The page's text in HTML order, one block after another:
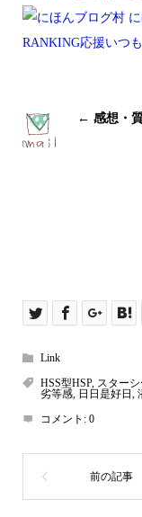
RANKING応援いつ
← 感想・
Link
HSS型HSP, スター
劣等感, 日日是好日 ,
コメント: 0